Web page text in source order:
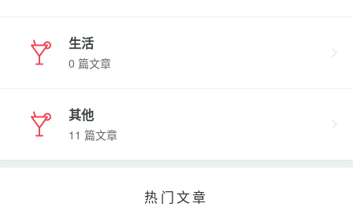
生活
0 篇文章
其他
11 篇文章
热门文章